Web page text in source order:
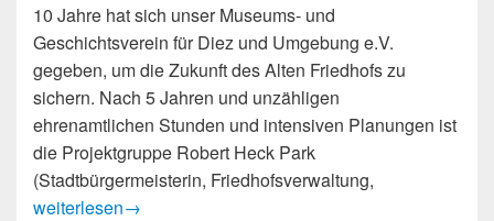
10 Jahre hat sich unser Museums- und
Geschichtsverein für Diez und Umgebung e.V.
gegeben, um die Zukunft des Alten Friedhofs zu
sichern. Nach 5 Jahren und unzähligen
ehrenamtlichen Stunden und intensiven Planungen ist
die Projektgruppe Robert Heck Park
(Stadtbürgermeisterin, Friedhofsverwaltung,
Infoabend Kulturstiftung und Ruhepark
weiterlesen→